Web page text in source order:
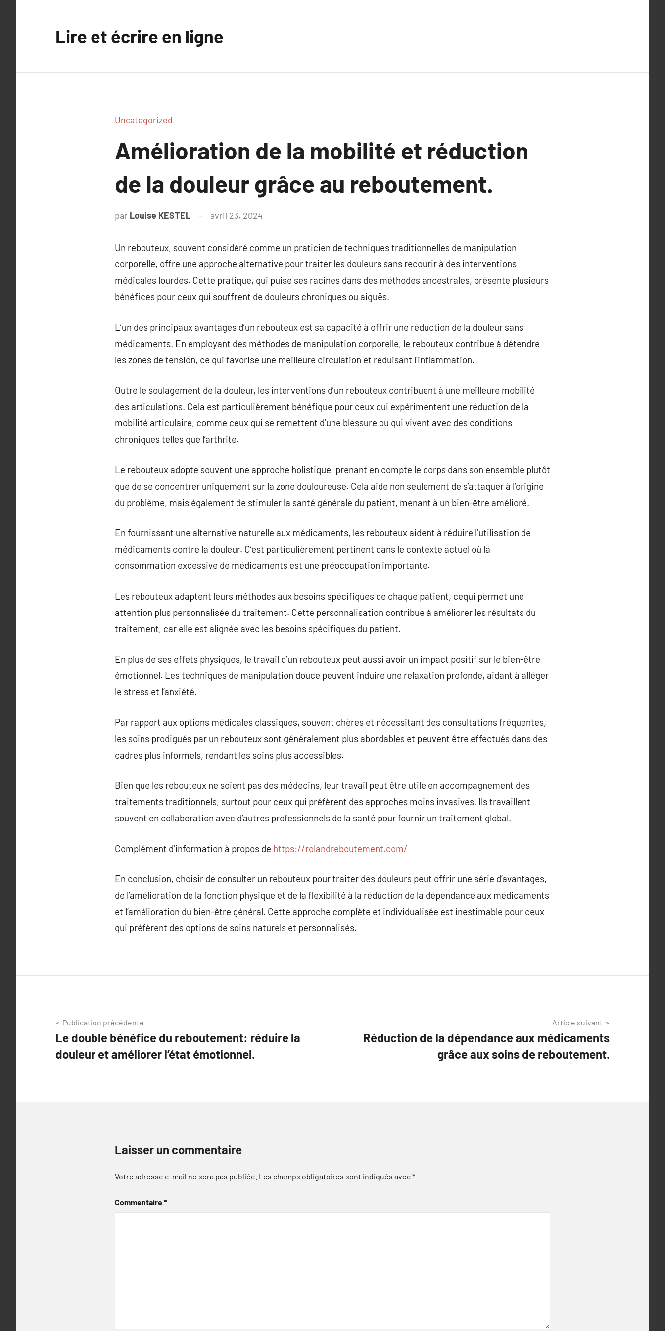
Lire et écrire en ligne
Uncategorized
Amélioration de la mobilité et réduction
de la douleur grâce au reboutement.
par Louise KESTEL avril 23, 2024
Un rebouteux, souvent considéré comme un praticien de techniques traditionnelles de manipulation
corporelle, offre une approche alternative pour traiter les douleurs sans recourir à des interventions
médicales lourdes. Cette pratique, qui puise ses racines dans des méthodes ancestrales, présente plusieurs
bénéfices pour ceux qui souffrent de douleurs chroniques ou aiguës.
L’un des principaux avantages d’un rebouteux est sa capacité à offrir une réduction de la douleur sans
médicaments. En employant des méthodes de manipulation corporelle, le rebouteux contribue à détendre
les zones de tension, ce qui favorise une meilleure circulation et réduisant l’inflammation.
Outre le soulagement de la douleur, les interventions d’un rebouteux contribuent à une meilleure mobilité
des articulations. Cela est particulièrement bénéfique pour ceux qui expérimentent une réduction de la
mobilité articulaire, comme ceux qui se remettent d’une blessure ou qui vivent avec des conditions
chroniques telles que l’arthrite.
Le rebouteux adopte souvent une approche holistique, prenant en compte le corps dans son ensemble plutôt
que de se concentrer uniquement sur la zone douloureuse. Cela aide non seulement de s’attaquer à l’origine
du problème, mais également de stimuler la santé générale du patient, menant à un bien-être amélioré.
En fournissant une alternative naturelle aux médicaments, les rebouteux aident à réduire l’utilisation de
médicaments contre la douleur. C’est particulièrement pertinent dans le contexte actuel où la
consommation excessive de médicaments est une préoccupation importante.
Les rebouteux adaptent leurs méthodes aux besoins spécifiques de chaque patient, cequi permet une
attention plus personnalisée du traitement. Cette personnalisation contribue à améliorer les résultats du
traitement, car elle est alignée avec les besoins spécifiques du patient.
En plus de ses effets physiques, le travail d’un rebouteux peut aussi avoir un impact positif sur le bien-être
émotionnel. Les techniques de manipulation douce peuvent induire une relaxation profonde, aidant à alléger
le stress et l’anxiété.
Par rapport aux options médicales classiques, souvent chères et nécessitant des consultations fréquentes,
les soins prodigués par un rebouteux sont généralement plus abordables et peuvent être effectués dans des
cadres plus informels, rendant les soins plus accessibles.
Bien que les rebouteux ne soient pas des médecins, leur travail peut être utile en accompagnement des
traitements traditionnels, surtout pour ceux qui préfèrent des approches moins invasives. Ils travaillent
souvent en collaboration avec d’autres professionnels de la santé pour fournir un traitement global.
Complément d’information à propos de https://rolandreboutement.com/
En conclusion, choisir de consulter un rebouteux pour traiter des douleurs peut offrir une série d’avantages,
de l’amélioration de la fonction physique et de la flexibilité à la réduction de la dépendance aux médicaments
et l’amélioration du bien-être général. Cette approche complète et individualisée est inestimable pour ceux
qui préfèrent des options de soins naturels et personnalisés.
Navigation
de
l’article
Publication précédente
Le double bénéfice du reboutement: réduire la
douleur et améliorer l’état émotionnel.
Article suivant
Réduction de la dépendance aux médicaments
grâce aux soins de reboutement.
Laisser un commentaire
Votre adresse e-mail ne sera pas publiée. Les champs obligatoires sont indiqués avec*
Commentaire*